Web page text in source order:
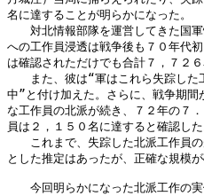
名に達することが明らかになった。
対北情報部隊を運営してきた国軍
への工作員浸透は戦争後も７０年代
は確認されただけでも合計７，７２
また、彼は“軍はこれら失踪した
中”と付け加えた。さらに、戦争期
な工作員の北派が続き、７２年の７
員は２，１５０名に達すると確認した
これまで、失踪した北派工作員の
とした推定はあったが、正確な規模
今回明らかになった北派工作の実